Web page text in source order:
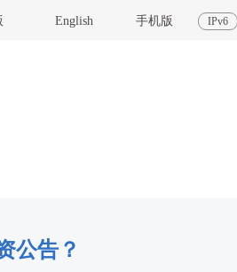
English 手机版 IPv6
公告？